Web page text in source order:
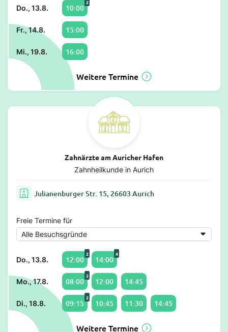
Do., 13.8. 10:00
2
Fr., 14.8. 15:00
Mi., 19.8. 16:00
Weitere Termine
Zahnärzte am Auricher Hafen
Zahnheilkunde in Aurich
Julianenburger Str. 15, 26603 Aurich
Freie Termine für
Do., 13.8. 12:00
2
14:00
4
Mo., 17.8. 08:00
2
12:00 14:45
Di., 18.8. 09:15
2
10:45 11:30 14:45
Weitere Termine